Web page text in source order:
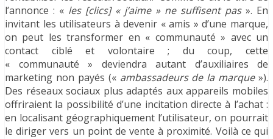
l’annonce : « les [clics] « j’aime » ne suffisent pas». En
invitant les utilisateurs à devenir « amis » d’une marque,
on peut les transformer en « communauté » avec un
contact ciblé et volontaire ; du coup, cette
« communauté » deviendra autant d’auxiliaires de
marketing non payés (« ambassadeurs de la marque »).
Des réseaux sociaux plus adaptés aux appareils mobiles
offriraient la possibilité d’une incitation directe à l’achat :
en localisant géographiquement l’utilisateur, on pourrait
le diriger vers un point de vente à proximité. Voilà ce qui